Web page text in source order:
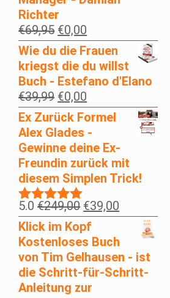
Richter
€69,95 Ursprünglicher
Preis
war:
€69,95
€0,00
Preis
ist:
€0,00.
Wie du die Frauen
kriegst die du willst
Buch - Estefano d'Elano
€39,99 Ursprünglicher
Preis
war:
€39,99
€0,00
Preis
ist:
€0,00.
Ex Zurück Formel
Alex Glades -
Gewinne deine Ex-
Freundin zurück mit
diesem Simplen Trick!
Bewertet
mit5.00
von 5
5.0 €249,00 Ursprünglicher
Preis
war:
€249,00
€39,00
Preis
€39,00.
Klick im Kopf
Kostenloses Buch
von Tim Gelhausen - ist
die Schritt-für-Schritt-
Anleitung zur